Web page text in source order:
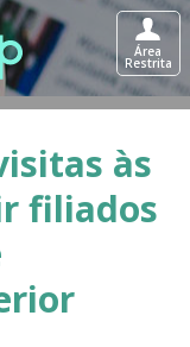
Área
Restrita
às
filiados